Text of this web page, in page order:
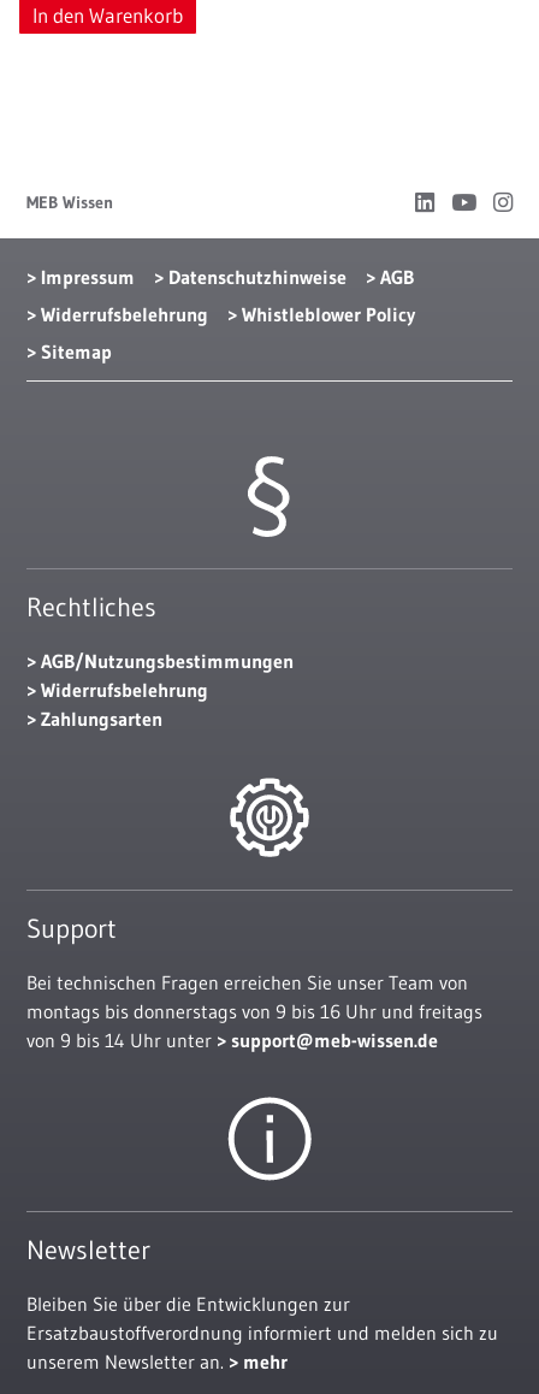
In den Warenkorb
MEB Wissen
Impressum Datenschutzhinweise
AGB
Widerrufsbelehrung
Whistleblower Policy
Sitemap
Rechtliches
AGB/Nutzungsbestimmungen
Widerrufsbelehrung
Zahlungsarten
Support
Bei technischen Fragen erreichen Sie unser Team von
montags bis donnerstags von 9 bis 16 Uhr und freitags
von 9 bis 14 Uhr unter
support@meb-wissen.de
Newsletter
Bleiben Sie über die Entwicklungen zur
Ersatzbaustoffverordnung informiert und melden sich zu
unserem Newsletter an.
mehr